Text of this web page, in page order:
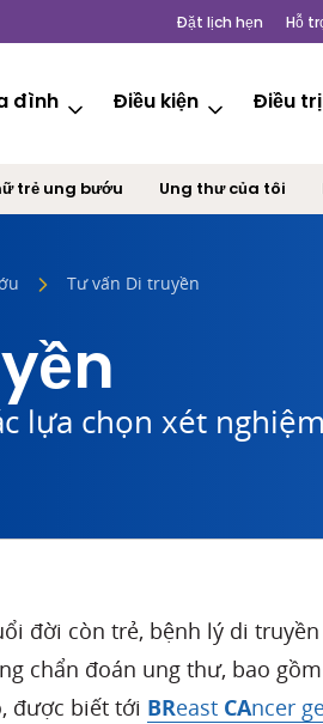
Đặt lịch hẹn Hỗ
đình Điều kiện Điều trị
trẻ ung bướu Ung thư của tôi
Tư vấn Di truyền
lựa chọn xét nghiệm
đời còn trẻ, bệnh lý di
chẩn đoán ung thư, bao
được biết tới BReast CAncer